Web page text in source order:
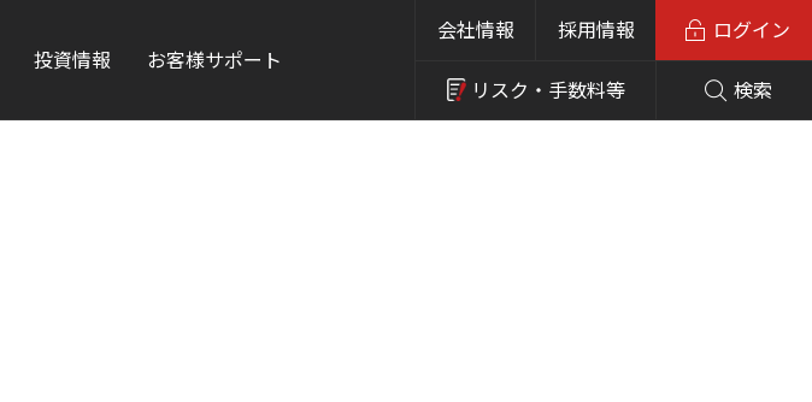
投資情報 お客様サポート
会社情報 採用情報
リスク・ 手数料等 検索
ログイン